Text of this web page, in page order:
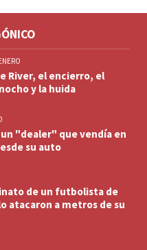
River, el encierro, el
y la huida
"dealer" que vendía en
su auto
de un futbolista de
atacaron a metros de su